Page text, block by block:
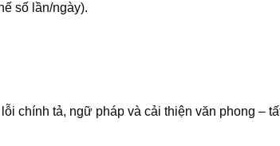
số lần/ngày).
chính tả, ngữ pháp và cải thiện văn phong –